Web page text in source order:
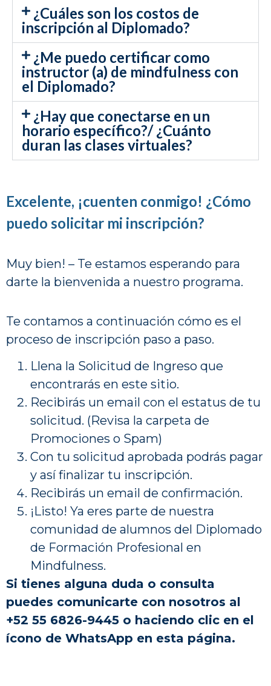
¿Cuáles son los costos de
inscripción al Diplomado?
¿Me puedo certificar como
instructor (a) de mindfulness con
el Diplomado?
¿Hay que conectarse en un
horario específico?/ ¿Cuánto
duran las clases virtuales?
Excelente, ¡cuenten conmigo! ¿Cómo
puedo solicitar mi inscripción?
Muy bien! – Te estamos esperando para
darte la bienvenida a nuestro programa.
Te contamos a continuación cómo es el
proceso de inscripción paso a paso.
Llena la Solicitud de Ingreso que
encontrarás en este sitio.
Recibirás un email con el estatus de tu
solicitud. (Revisa la carpeta de
Promociones o Spam)
Con tu solicitud aprobada podrás pagar
y así finalizar tu inscripción.
Recibirás un email de confirmación.
¡Listo! Ya eres parte de nuestra
comunidad de alumnos del Diplomado
de Formación Profesional en
Mindfulness.
Si tienes alguna duda o consulta
puedes comunicarte con nosotros al
+52 55 6826-9445 o haciendo clic en el
ícono de WhatsApp en esta página.